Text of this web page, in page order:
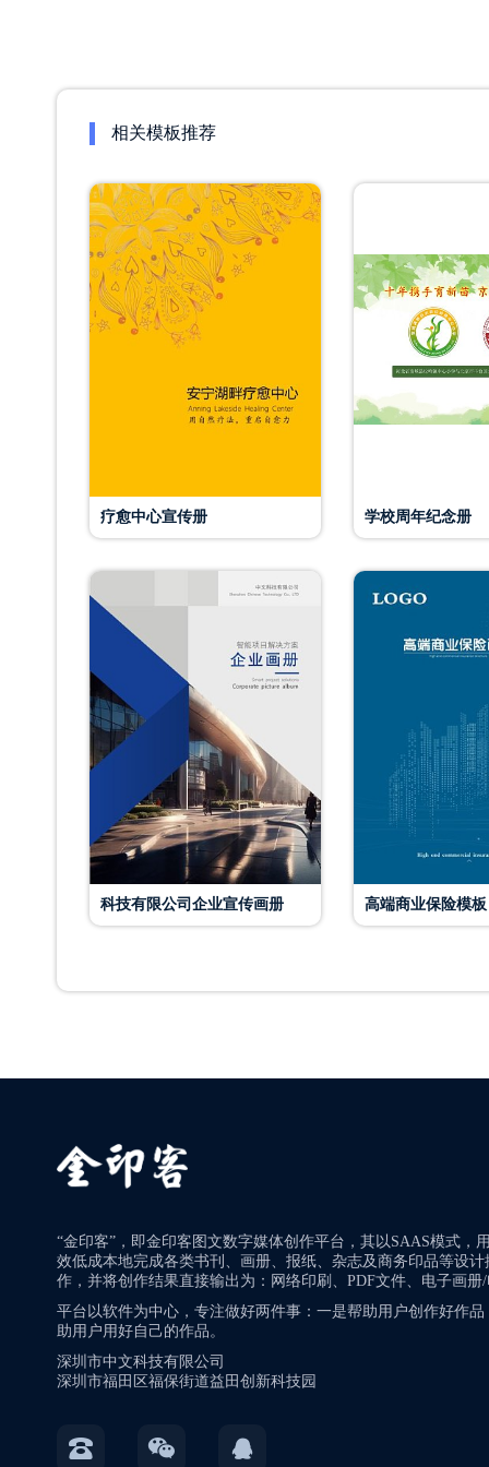
相关模板推荐
疗愈中心宣传册 学校周年纪念册
科技有限公司企业宣传画册 高端商业保险模板
“金印客”，即金印客图文数字媒体创作平台，其以SAAS模式，
效低成本地完成各类书刊、画册、报纸、杂志及商务印品等设计
作，并将创作结果直接输出为：网络印刷、PDF文件、电子画册
平台以软件为中心，专注做好两件事：一是帮助用户创作好作品
助用户用好自己的作品。
深圳市中文科技有限公司
深圳市福田区福保街道益田创新科技园